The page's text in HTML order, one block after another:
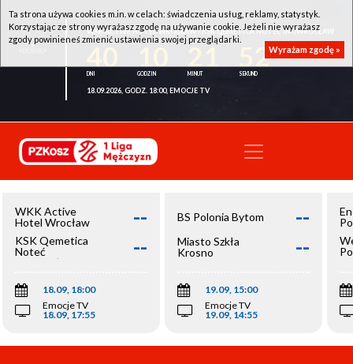
WKK ACTIVE HOTEL WROCŁAW - KSK QEMETICA NOTEĆ INOWROCŁAW
51
18.09.2026, GODZ. 18:00, EMOCJE TV
WKK Active
Hotel Wrocław
--
KSK Qemetica
Noteć
Inowrocław
--
18.09, 18:00
Emocje TV
18.09, 17:55
BS Polonia Bytom --
Miasto Szkła
Krosno
--
19.09, 15:00
Emocje TV
19.09, 14:55
Ta strona używa cookies m.in. w celach: świadczenia usług, reklamy, statystyk.
Korzystając ze strony wyrażasz zgodę na używanie cookie. Jeżeli nie wyrażasz
zgody powinieneś zmienić ustawienia swojej przeglądarki.
Wyrażam zgodę »